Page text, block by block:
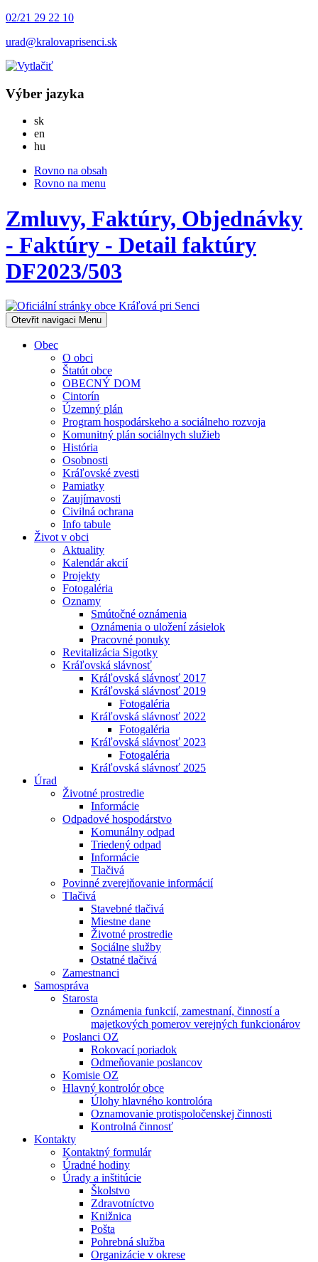
02/21 29 22 10
urad@kralovaprisenci.sk
Výber jazyka
skSlovensky
en
hu
Rovno na obsah
Rovno na menu
Zmluvy, Faktúry, Objednávky
- Faktúry - Detail faktúry
DF2023/503
Otevřit navigaci Menu
Obec
O obci
Štatút obce
OBECNÝ DOM
Cintorín
Územný plán
Program hospodárskeho a sociálneho rozvoja
Komunitný plán sociálnych služieb
História
Osobnosti
Kráľovské zvesti
Pamiatky
Zaujímavosti
Civilná ochrana
Info tabule
Život v obci
Aktuality
Kalendár akcií
Projekty
Fotogaléria
Oznamy
Smútočné oznámenia
Oznámenia o uložení zásielok
Pracovné ponuky
Revitalizácia Sigotky
Kráľovská slávnosť
Kráľovská slávnosť 2017
Kráľovská slávnosť 2019
Fotogaléria
Kráľovská slávnosť 2022
Fotogaléria
Kráľovská slávnosť 2023
Fotogaléria
Kráľovská slávnosť 2025
Úrad
Životné prostredie
Informácie
Odpadové hospodárstvo
Komunálny odpad
Triedený odpad
Informácie
Tlačivá
Povinné zverejňovanie informácií
Tlačivá
Stavebné tlačivá
Miestne dane
Životné prostredie
Sociálne služby
Ostatné tlačivá
Zamestnanci
Samospráva
Starosta
Oznámenia funkcií, zamestnaní, činností a
majetkových pomerov verejných funkcionárov
Poslanci OZ
Rokovací poriadok
Odmeňovanie poslancov
Komisie OZ
Hlavný kontrolór obce
Úlohy hlavného kontrolóra
Oznamovanie protispoločenskej činnosti
Kontrolná činnosť
Kontakty
Kontaktný formulár
Úradné hodiny
Úrady a inštitúcie
Školstvo
Zdravotníctvo
Knižnica
Pošta
Pohrebná služba
Organizácie v okrese